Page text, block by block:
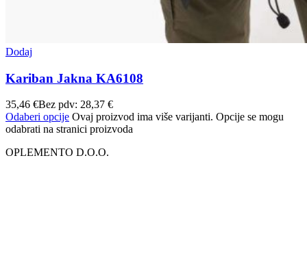
Dodaj
Kariban Jakna KA6108
35,46 €Bez pdv: 28,37 €
Odaberi opcije Ovaj proizvod ima više varijanti. Opcije se mogu
odabrati na stranici proizvoda
OPLEMENTO D.O.O.